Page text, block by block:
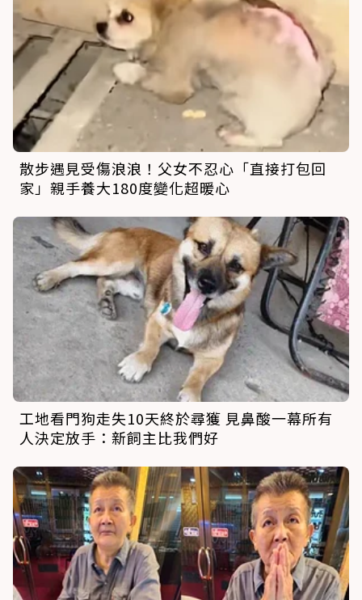
散步遇見受傷浪浪！父女不忍心「直接打包回
家」親手養大180度變化超暖心
工地看門狗走失10天終於尋獲 見鼻酸一幕所有
人決定放手：新飼主比我們好